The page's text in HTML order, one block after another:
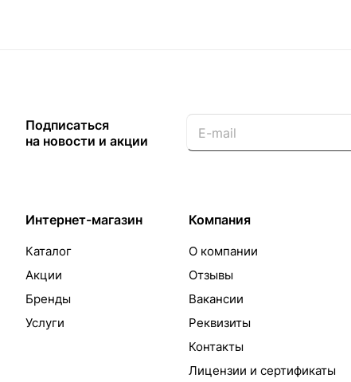
Подписаться
на новости и акции
Интернет-магазин
Каталог
Акции
Бренды
Услуги
Компания
О компании
Отзывы
Вакансии
Реквизиты
Контакты
Лицензии и сертификаты